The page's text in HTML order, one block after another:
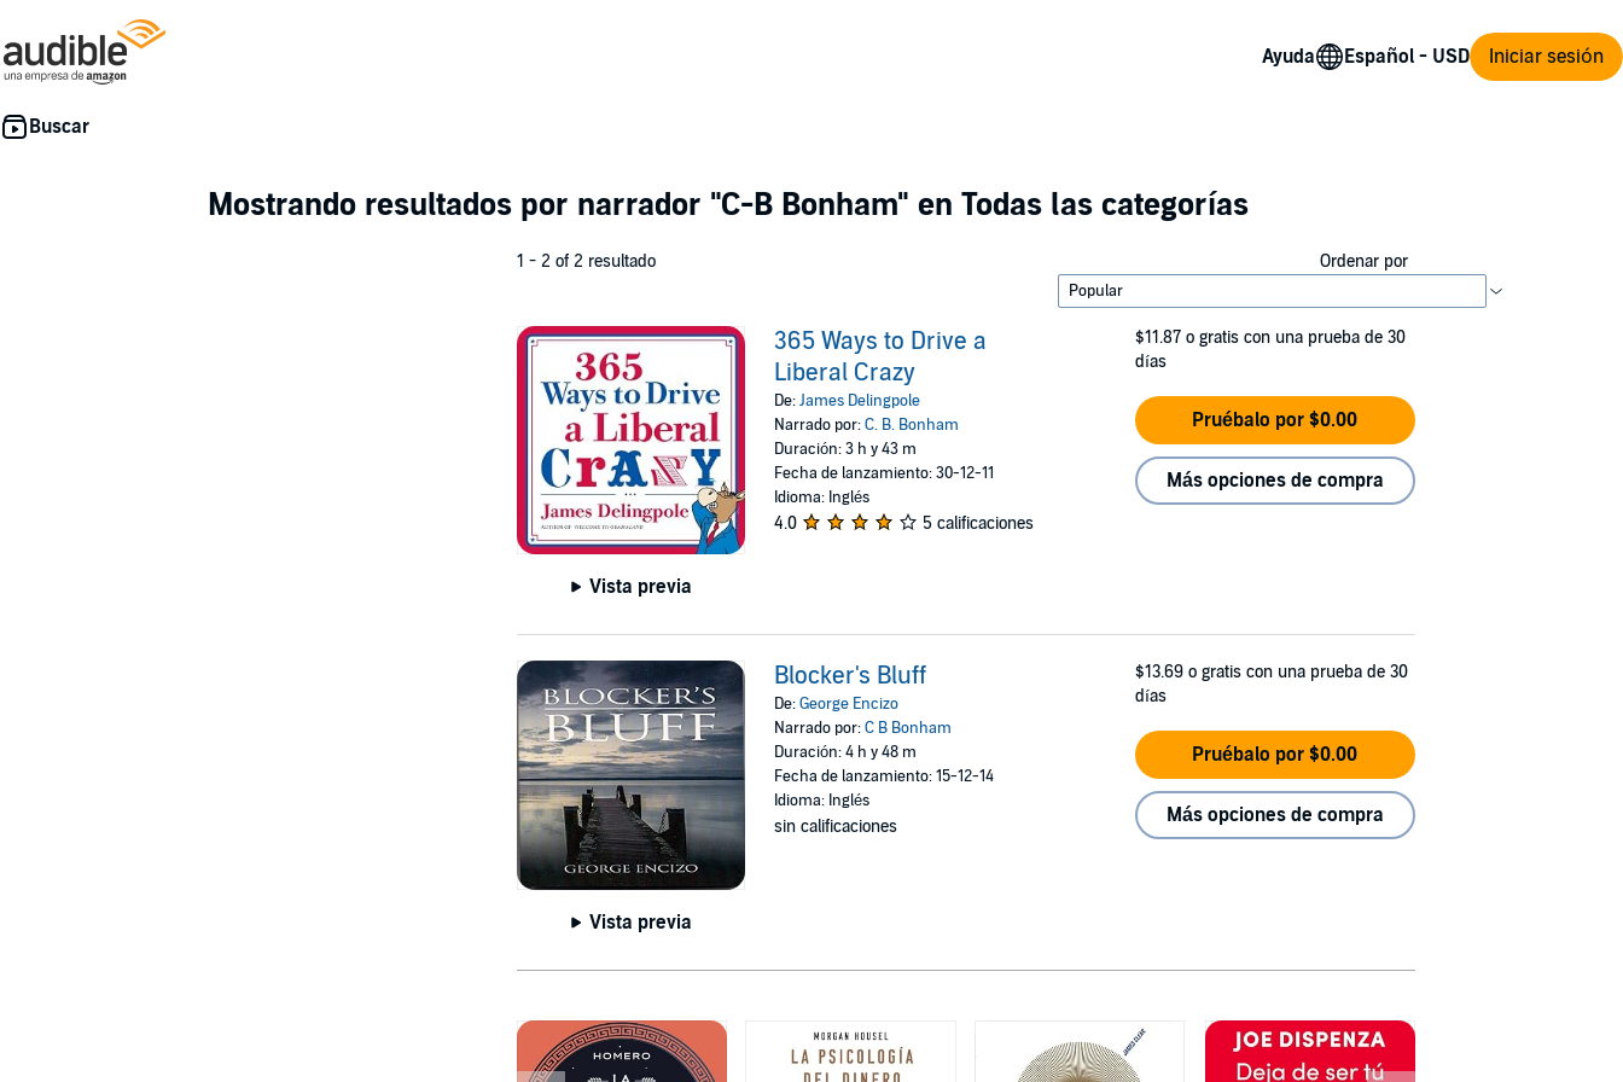
Ayuda Iniciar sesión
Mostrando resultados por narrador "C-B Bonham" en Todas las categorías
1 - 2 of 2 resultado Ordenar por
Vista previa
365 Ways to Drive a
Liberal Crazy
De:James Delingpole
Narrado por:C. B. Bonham
Duración: 3 h y 43 m
Fecha de lanzamiento: 30-12-11
Idioma: Inglés
4.0 5 calificaciones
$11.87 o gratis con una prueba de 30
días
Pruébalo por $0.00
Más opciones de compra
Vista previa
Blocker's Bluff
De:George Encizo
Narrado por:C B Bonham
Duración: 4 h y 48 m
Fecha de lanzamiento: 15-12-14
Idioma: Inglés
sin calificaciones
$13.69 o gratis con una prueba de 30
días
Pruébalo por $0.00
Más opciones de compra